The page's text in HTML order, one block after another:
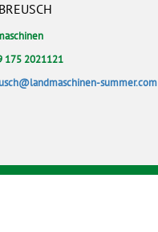
175 2021121
summer.com